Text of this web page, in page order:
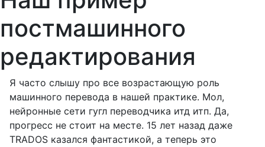
постмашинного
редактирования
Я часто слышу про все возрастающую роль
машинного перевода в нашей практике. Мол,
нейронные сети гугл переводчика итд итп. Да,
прогресс не стоит на месте. 15 лет назад даже
TRADOS казался фантастикой, а теперь это